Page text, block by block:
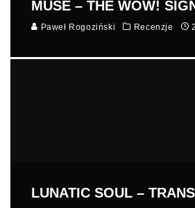
MUSE – THE WOW!
Paweł Rogoziński Recenzje
LUNATIC SOUL –